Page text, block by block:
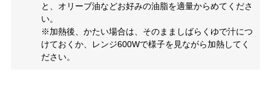
と、オリーブ油などお好みの油脂を適量からめてくださ
い。
※加熱後、かたい場合は、そのまましばらくゆで汁につ
けておくか、レンジ600Wで様子を見ながら加熱してく
ださい。